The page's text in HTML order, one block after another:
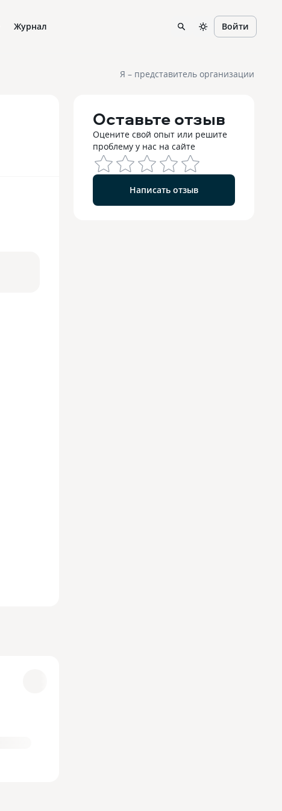
Журнал Войти
Я – представитель организации
Оставьте отзыв
Оцените свой опыт или решите
проблему у нас на сайте
Написать отзыв